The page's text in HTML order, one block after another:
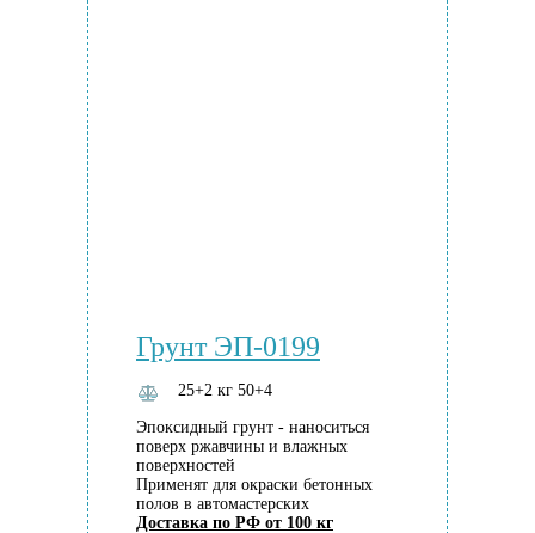
Грунт ЭП-0199
25+2 кг 50+4
Эпоксидный грунт - наноситься
поверх ржавчины и влажных
поверхностей
Применят для окраски бетонных
полов в автомастерских
Доставка по РФ от 100 кг